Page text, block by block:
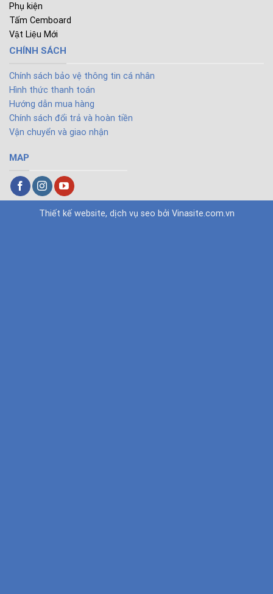
Phụ kiện
Tấm Cemboard
Vật Liệu Mới
CHÍNH SÁCH
Chính sách bảo vệ thông tin cá nhân
Hình thức thanh toán
Hướng dẫn mua hàng
Chính sách đổi trả và hoàn tiền
Vận chuyển và giao nhận
MAP
Thiết kế website, dịch vụ seo bởi Vinasite.com.vn